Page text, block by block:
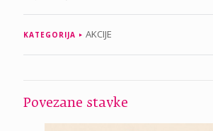
KATEGORIJA AKCIJE
Povezane stavke